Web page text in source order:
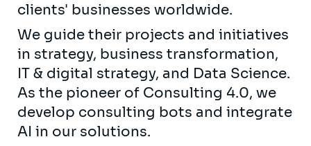
clients' businesses worldwide.
We guide their projects and initiatives
in strategy, business transformation,
IT & digital strategy, and Data Science.
As the pioneer of Consulting 4.0, we
develop consulting bots and integrate
AI in our solutions.